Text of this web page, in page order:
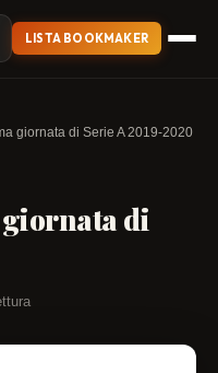
LISTA BOOKMAKER
giornata di Serie A 2019-2020
di